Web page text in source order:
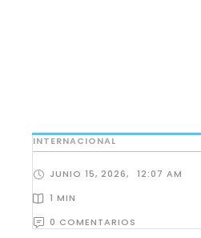
INTERNACIONAL
JUNIO 15, 2026,
12:07 AM
1 MIN
0 COMENTARIOS